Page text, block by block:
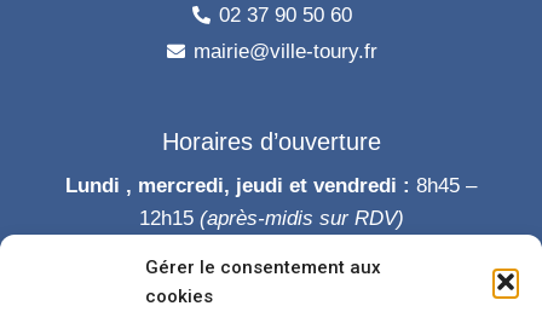
Gérer le consentement aux
cookies
02 37 90 50 60
mairie@ville-toury.fr
Horaires d’ouverture
Lundi , mercredi, jeudi et vendredi : 8h45 –
12h15 (après-midis sur RDV)